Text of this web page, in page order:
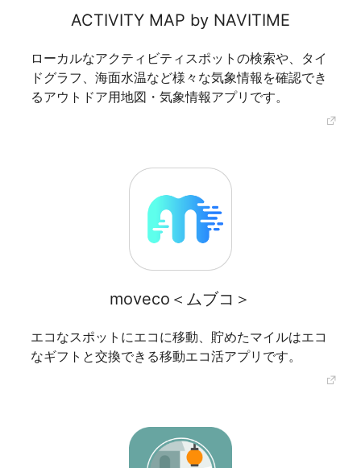
ACTIVITY MAP by NAVITIME
ローカルなアクティビティスポットの検索や、タイ
ドグラフ、海面水温など様々な気象情報を確認でき
るアウトドア用地図・気象情報アプリです。
moveco＜ムブコ＞
エコなスポットにエコに移動、貯めたマイルはエコ
なギフトと交換できる移動エコ活アプリです。